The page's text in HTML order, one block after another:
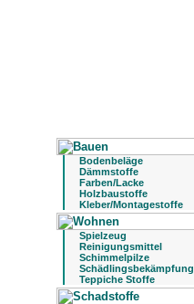
Bodenbeläge
Dämmstoffe
Farben/Lacke
Holzbaustoffe
Kleber/Montagestoffe
Spielzeug
Reinigungsmittel
Schimmelpilze
Schädlingsbekämpfung
Teppiche Stoffe